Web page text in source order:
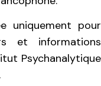
uniquement pour
et informations
Psychanalytique